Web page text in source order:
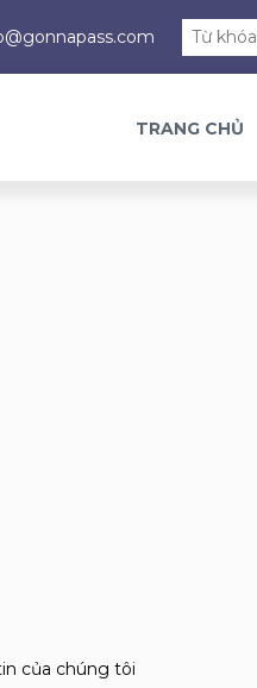
TRANG CHỦ
của chúng tôi